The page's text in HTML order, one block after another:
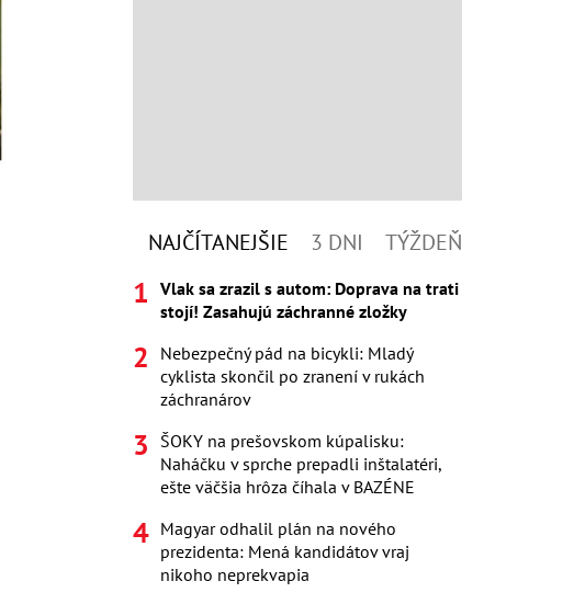
NAJČÍTANEJŠIE 3 DNI TÝŽDEŇ
Vlak sa zrazil s autom: Doprava na trati
stojí! Zasahujú záchranné zložky
Nebezpečný pád na bicykli: Mladý
cyklista skončil po zranení v rukách
záchranárov
ŠOKY na prešovskom kúpalisku:
Naháčku v sprche prepadli inštalatéri,
ešte väčšia hrôza číhala v BAZÉNE
Magyar odhalil plán na nového
prezidenta: Mená kandidátov vraj
nikoho neprekvapia